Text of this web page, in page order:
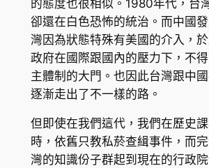
的態度也很相似。1980年代，台
卻還在白色恐怖的統治。而中國
灣因為狀態特殊有美國的介入，
政府在國際跟國內的壓力下，不
主體制的大門。也因此台灣跟中
逐漸走出了不一樣的路。
但即使在我們這代，我們在歷史
時，依舊只教私菸查緝事件，而
灣的知識份子群起到現在的行政